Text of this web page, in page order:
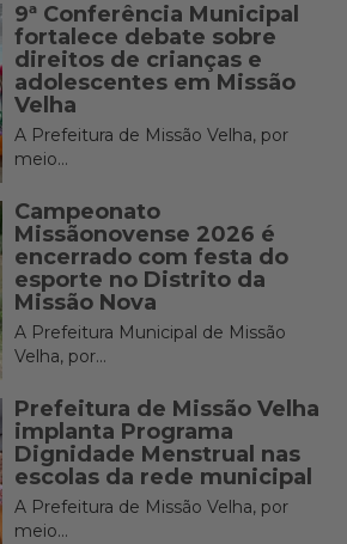
9ª Conferência Municipal
fortalece debate sobre
direitos de crianças e
adolescentes em Missão
Velha
A Prefeitura de Missão Velha, por
meio...
Campeonato
Missãonovense 2026 é
encerrado com festa do
esporte no Distrito da
Missão Nova
A Prefeitura Municipal de Missão
Velha, por...
Prefeitura de Missão Velha
implanta Programa
Dignidade Menstrual nas
escolas da rede municipal
A Prefeitura de Missão Velha, por
meio...